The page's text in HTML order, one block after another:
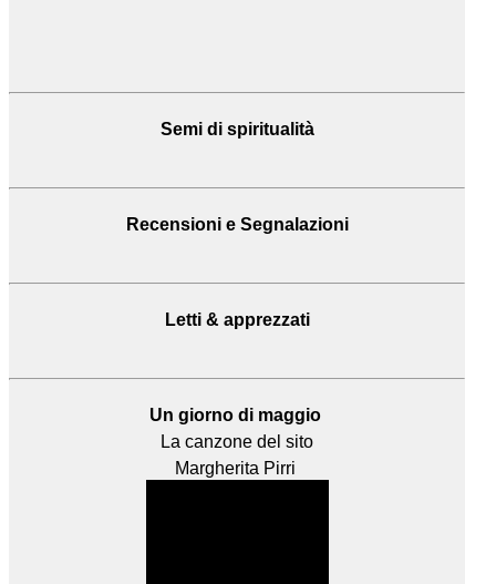
Semi di spiritualità
Recensioni e Segnalazioni
Letti & apprezzati
Un giorno di maggio
La canzone del sito
Margherita Pirri